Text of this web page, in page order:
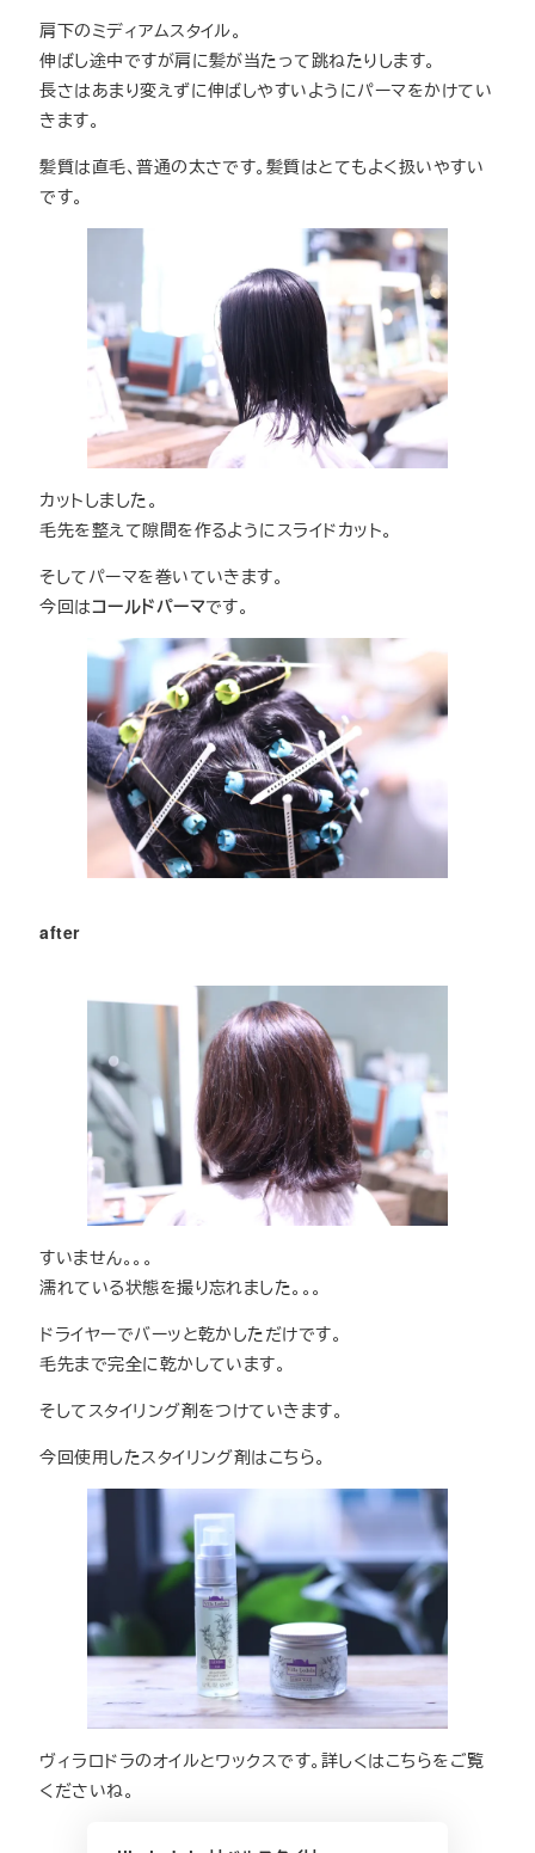
肩下のミディアムスタイル。
伸ばし途中ですが肩に髪が当たって跳ねたりします。
長さはあまり変えずに伸ばしやすいようにパーマをかけてい
きます。
髪質は直毛、普通の太さです。髪質はとてもよく扱いやすい
です。
カットしました。
毛先を整えて隙間を作るようにスライドカット。
そしてパーマを巻いていきます。
今回はコールドパーマです。
after
すいません。。。
濡れている状態を撮り忘れました。。。
ドライヤーでバーッと乾かしただけです。
毛先まで完全に乾かしています。
そしてスタイリング剤をつけていきます。
今回使用したスタイリング剤はこちら。
ヴィラロドラのオイルとワックスです。詳しくはこちらをご覧
くださいね。